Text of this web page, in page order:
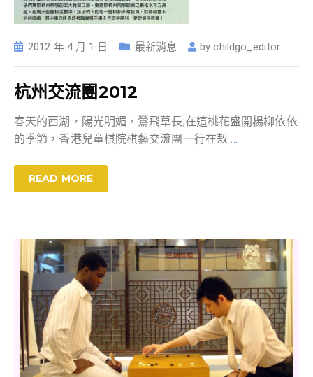
2012 年 4 月 1 日 最新消息 bychildgo_editor
杭州交流團2012
春天的西湖，陽光明媚，鶯飛草長;在這桃花盛開楊柳依依
的季節，香港兒童棋院棋藝交流團一行在敖
READ MORE